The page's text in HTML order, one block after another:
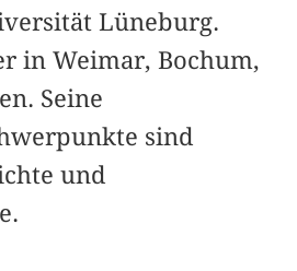
Lüneburg.
in Weimar, Bochum,
Seine
sind
und